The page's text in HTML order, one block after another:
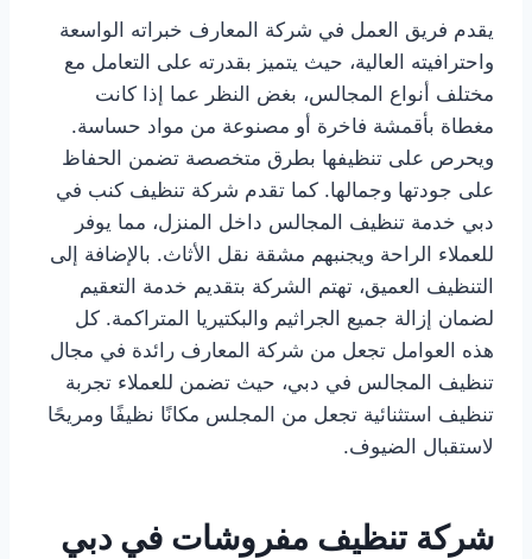
يقدم فريق العمل في شركة المعارف خبراته الواسعة
واحترافيته العالية، حيث يتميز بقدرته على التعامل مع
مختلف أنواع المجالس، بغض النظر عما إذا كانت
مغطاة بأقمشة فاخرة أو مصنوعة من مواد حساسة.
ويحرص على تنظيفها بطرق متخصصة تضمن الحفاظ
على جودتها وجمالها. كما تقدم شركة تنظيف كنب في
دبي خدمة تنظيف المجالس داخل المنزل، مما يوفر
للعملاء الراحة ويجنبهم مشقة نقل الأثاث. بالإضافة إلى
التنظيف العميق، تهتم الشركة بتقديم خدمة التعقيم
لضمان إزالة جميع الجراثيم والبكتيريا المتراكمة. كل
هذه العوامل تجعل من شركة المعارف رائدة في مجال
تنظيف المجالس في دبي، حيث تضمن للعملاء تجربة
تنظيف استثنائية تجعل من المجلس مكانًا نظيفًا ومريحًا
لاستقبال الضيوف.
شركة تنظيف مفروشات في دبي